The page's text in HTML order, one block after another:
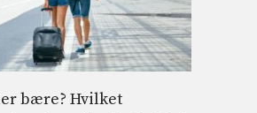
bære? Hvilket